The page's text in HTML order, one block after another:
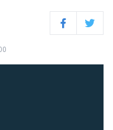
FacebookTwitter